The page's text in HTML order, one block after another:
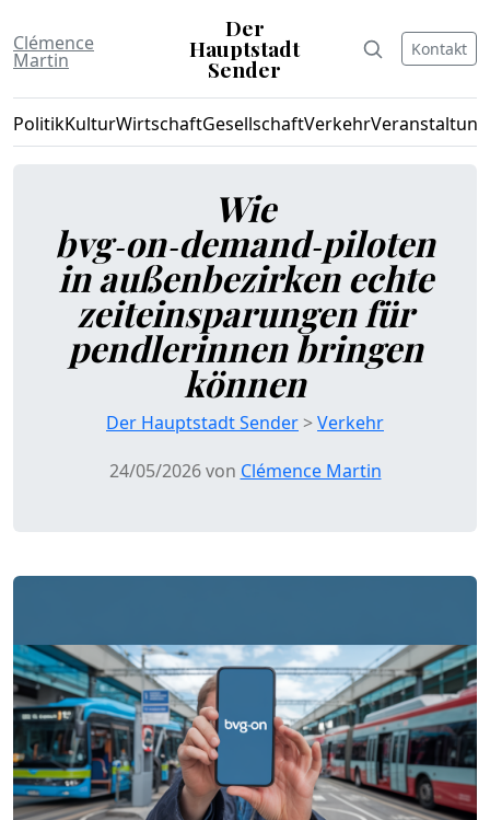
Clémence
Martin
Der
Hauptstadt
Sender
Kontakt
PolitikKulturWirtschaftGesellschaftVerkehr
Wie
bvg‑on‑demand‑piloten
in außenbezirken echte
zeiteinsparungen für
pendlerinnen bringen
können
Der Hauptstadt Sender>Verkehr
24/05/2026 von Clémence Martin